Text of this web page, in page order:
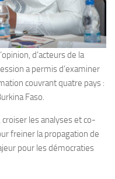
d’acteurs de la
a permis d’examiner
couvrant quatre pays :
Faso.
les analyses et co-
freiner la propagation de
pour les démocraties